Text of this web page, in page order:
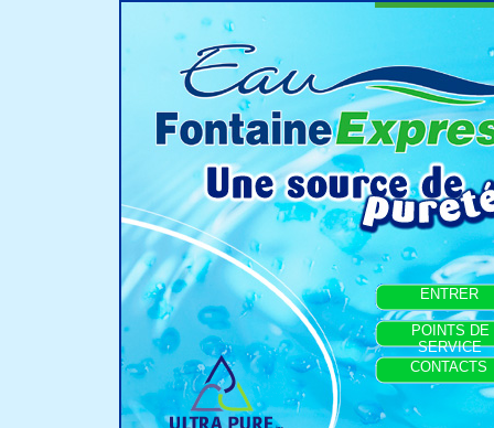
ENTRER
POINTS DE
SERVICE
CONTACTS